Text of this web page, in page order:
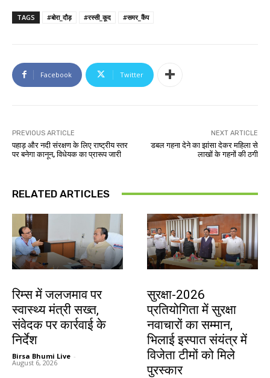
TAGS #बोरा_दौड़ #रस्सी_कूद #समर_कैंप
Facebook Twitter
PREVIOUS ARTICLE
पहाड़ और नदी संरक्षण के लिए राष्ट्रीय स्तर
पर बनेगा कानून, विधेयक का प्रारूप जारी
NEXT ARTICLE
डबल गहना देने का झांसा देकर महिला से
लाखाें के गहनों की ठगी
RELATED ARTICLES
रिम्स में जलजमाव पर
स्वास्थ्य मंत्री सख्त,
संवेदक पर कार्रवाई के
निर्देश
Birsa Bhumi Live -
August 6, 2026
सुरक्षा-2026
प्रतियोगिता में सुरक्षा
नवाचारों का सम्मान,
भिलाई इस्पात संयंत्र में
विजेता टीमों को मिले
पुरस्कार